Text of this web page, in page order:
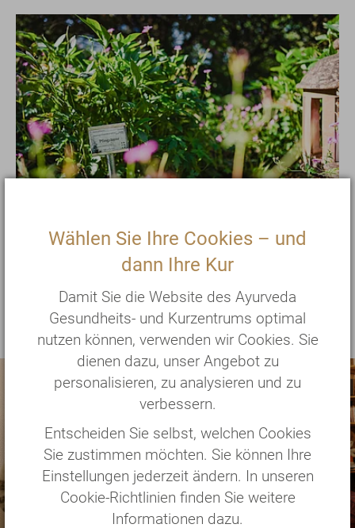
Wählen Sie Ihre Cookies – und
dann Ihre Kur
Damit Sie die Website des Ayurveda
Gesundheits- und Kurzentrums optimal
nutzen können, verwenden wir Cookies. Sie
dienen dazu, unser Angebot zu
personalisieren, zu analysieren und zu
verbessern.
Entscheiden Sie selbst, welchen Cookies
Sie zustimmen möchten. Sie können Ihre
Einstellungen jederzeit ändern. In unseren
Cookie-Richtlinien finden Sie weitere
Informationen dazu.
Rundgang durchs Kurzentrum